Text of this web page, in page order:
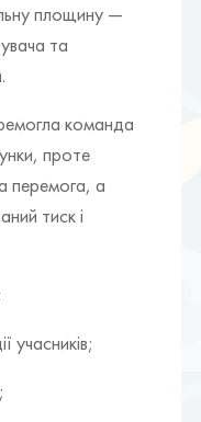
площину —
та
команда
проте
перемога, а
тиск і
учасників;